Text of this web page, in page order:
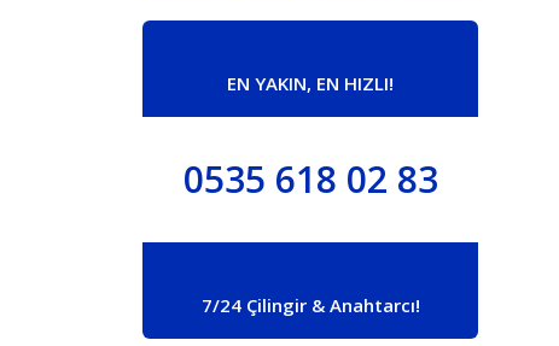
EN YAKIN, EN HIZLI!
0535 618 02 83
7/24 Çilingir & Anahtarcı!